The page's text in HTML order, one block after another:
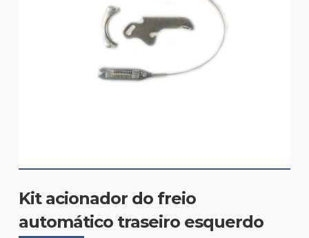
Kit acionador do freio
automático traseiro esquerdo